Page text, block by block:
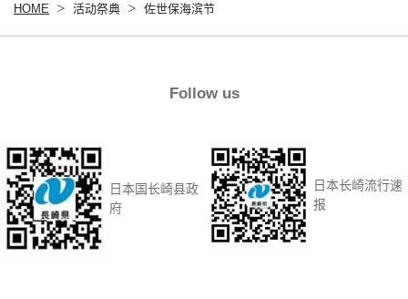
HOME 活动祭典 佐世保海滨节
Follow us
日本国长崎县政
府
日本长崎流行速
报